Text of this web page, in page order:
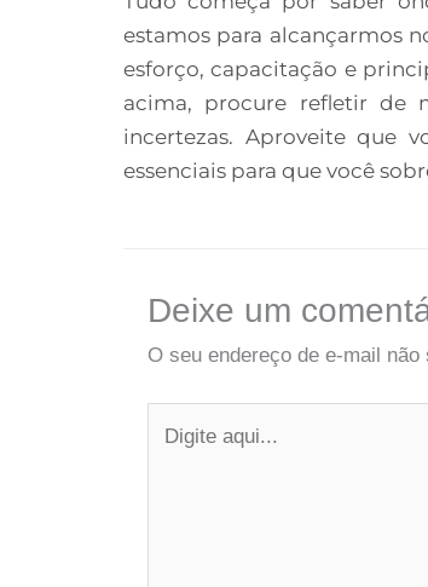
estamos para alcançarmos
esforço, capacitação e
acima, procure refletir de
incertezas. Aproveite que
essenciais para que você
Deixe um
O seu endereço de e-mail não
aqui...